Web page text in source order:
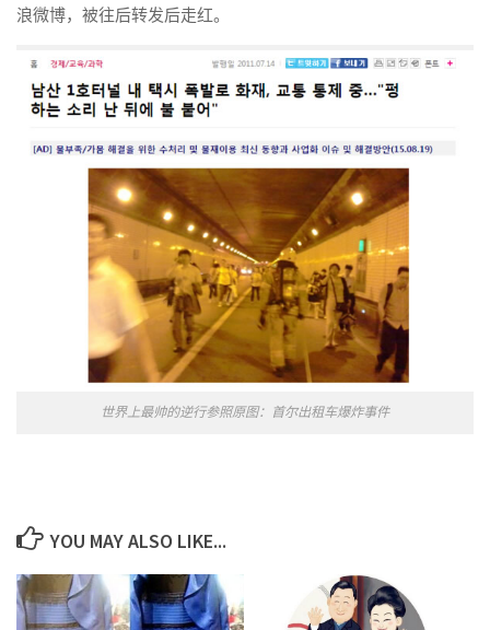
浪微博，被往后转发后走红。
世界上最帅的逆行参照原图：首尔出租车爆炸事件
YOU MAY ALSO LIKE...